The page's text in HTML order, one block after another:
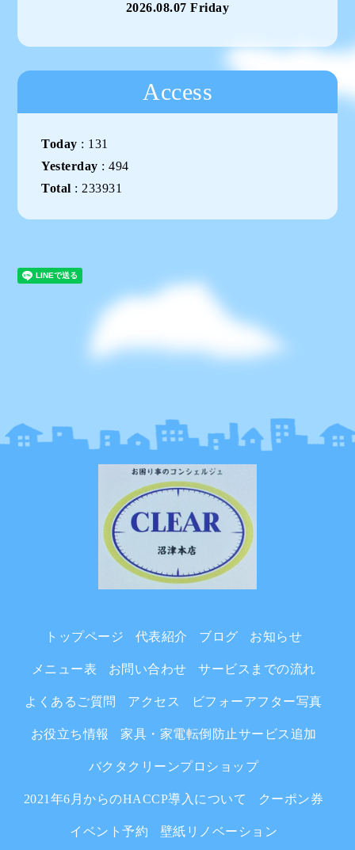
2026.08.07 Friday
Access
Today : 131
Yesterday :494
Total : 233931
トップページ 代表紹介 ブログ お知らせ
メニュー表 お問い合わせ サービスまでの流れ
よくあるご質問 アクセス ビフォーアフター写真
お役立ち情報 家具・家電転倒防止サービス追加
バクタクリーンプロショップ
2021年6月からのHACCP導入について クーポン券
イベント予約 壁紙リノベーション